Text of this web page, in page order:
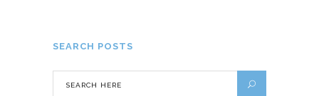
SEARCH POSTS